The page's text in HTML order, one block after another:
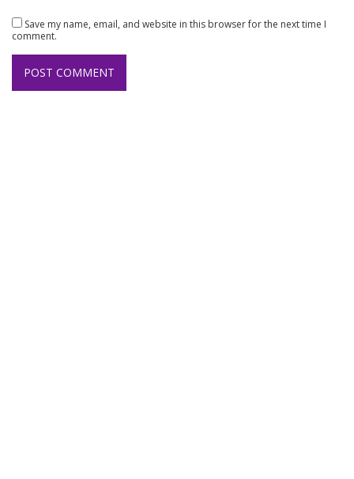
Save my name, email, and website in this browser for the next time I
comment.